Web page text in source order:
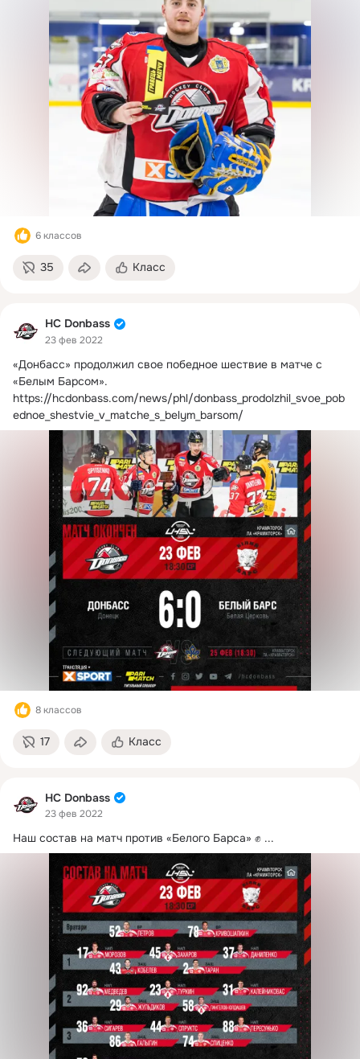
6 классов
35 Класс
HC Donbass
23 фев 2022
«Донбасс» продолжил свое победное шествие в матче с
«Белым Барсом».
https://hcdonbass.com/news/phl/donbass_prodolzhil_svoe_pob
ednoe_shestvie_v_matche_s_belym_barsom/
8 классов
17 Класс
HC Donbass
23 фев 2022
Наш состав на матч против «Белого Барса» ✊ ...